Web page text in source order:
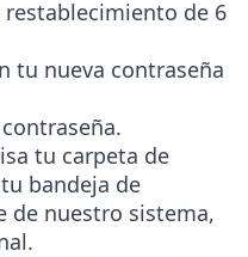
de 6
tu nueva contraseña
tu carpeta de
bandeja de
de nuestro sistema,